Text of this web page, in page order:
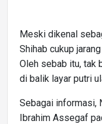
Meski dikenal
Shihab cukup
Oleh sebab itu, tak
di balik layar putri
Sebagai informasi,
Ibrahim Assegaf